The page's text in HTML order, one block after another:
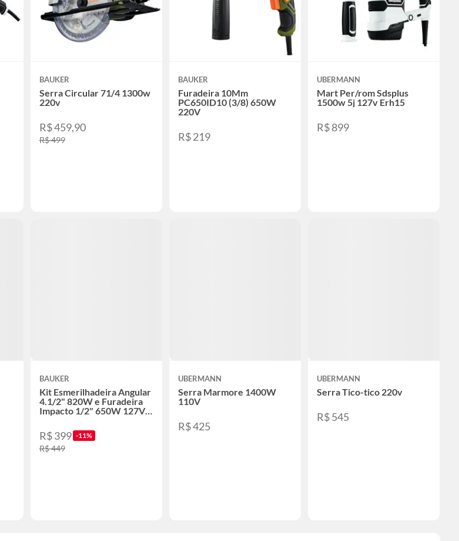
BAUKER
Serra Circular 71/4 1300w
220v
R$ 459,90
R$ 499
BAUKER
Furadeira 10Mm
PC650ID10 (3/8) 650W
220V
R$ 219
UBERMANN
Mart Per/rom Sdsplus
1500w 5j 127v Erh15
R$ 899
BAUKER
Kit Esmerilhadeira Angular
4.1/2" 820W e Furadeira
Impacto 1/2" 650W 127V
R$ 399 -11%
R$ 449
UBERMANN
Serra Marmore 1400W
110V
R$ 425
UBERMANN
Serra Tico-tico 220v
R$ 545